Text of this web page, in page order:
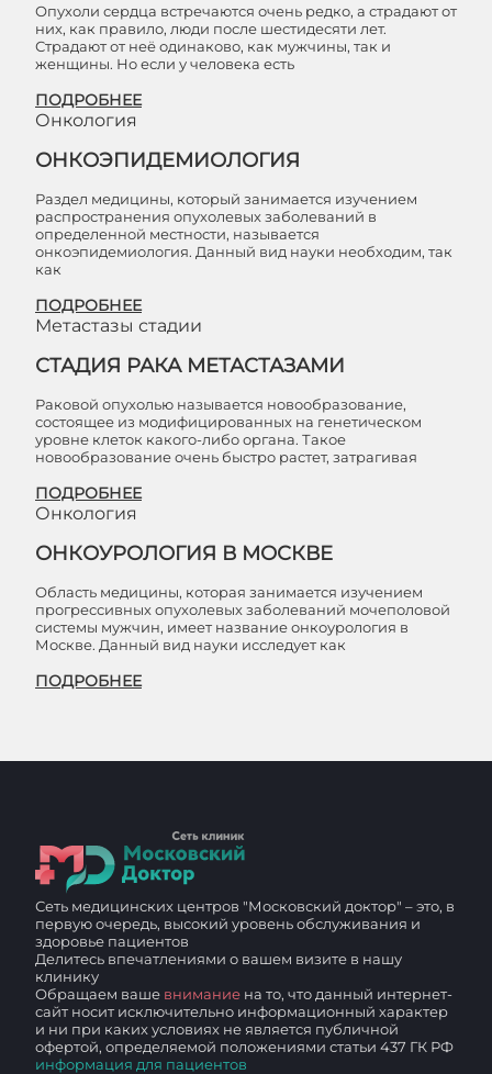
Опухоли сердца встречаются очень редко, а страдают от
них, как правило, люди после шестидесяти лет.
Страдают от неё одинаково, как мужчины, так и
женщины. Но если у человека есть
ПОДРОБНЕЕ
Онкология
ОНКОЭПИДЕМИОЛОГИЯ
Раздел медицины, который занимается изучением
распространения опухолевых заболеваний в
определенной местности, называется
онкоэпидемиология. Данный вид науки необходим, так
как
ПОДРОБНЕЕ
Метастазы стадии
СТАДИЯ РАКА МЕТАСТАЗАМИ
Раковой опухолью называется новообразование,
состоящее из модифицированных на генетическом
уровне клеток какого-либо органа. Такое
новообразование очень быстро растет, затрагивая
ПОДРОБНЕЕ
Онкология
ОНКОУРОЛОГИЯ В МОСКВЕ
Область медицины, которая занимается изучением
прогрессивных опухолевых заболеваний мочеполовой
системы мужчин, имеет название онкоурология в
Москве. Данный вид науки исследует как
ПОДРОБНЕЕ
Сеть медицинских центров "Московский доктор" – это, в
первую очередь, высокий уровень обслуживания и
здоровье пациентов
Делитесь впечатлениями о вашем визите в нашу
клинику
Обращаем ваше внимание на то, что данный интернет-
сайт носит исключительно информационный характер
и ни при каких условиях не является публичной
офертой, определяемой положениями статьи 437 ГК РФ
информация для пациентов